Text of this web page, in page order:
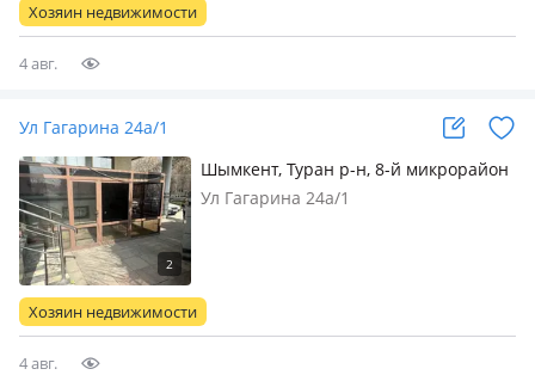
Хозяин недвижимости
4 авг.
Ул Гагарина 24а/1
Шымкент, Туран р-н, 8-й микрорайон
— ул Гагарина 24а/1
Ул Гагарина 24а/1
Хозяин недвижимости
4 авг.